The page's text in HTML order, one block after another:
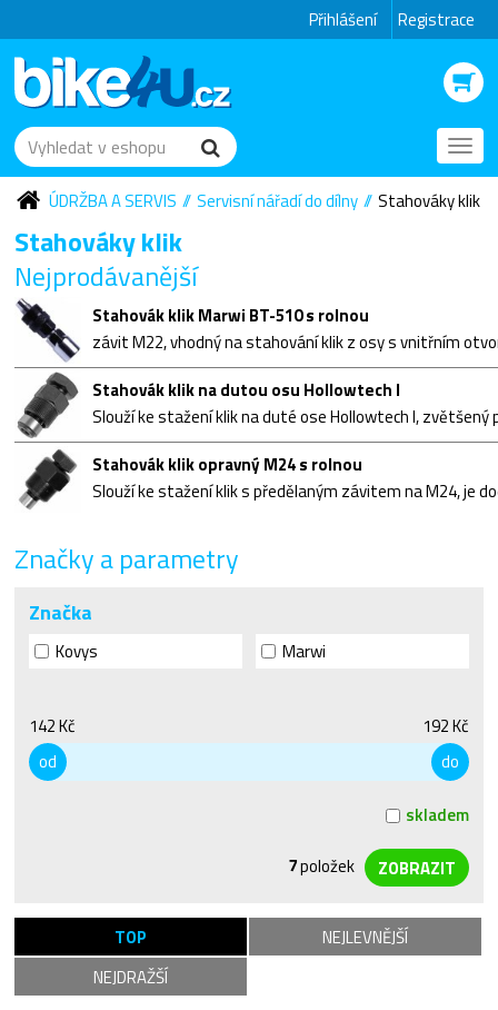
Přihlášení Registrace
ÚDRŽBA A SERVIS
Servisní nářadí do dílny Stahováky klik
Stahováky klik
Nejprodávanější
Stahovák klik Marwi BT-510 s rolnou
Stahovák klik na dutou osu Hollowtech I
Stahovák klik opravný M24 s rolnou
Značky a parametry
Značka
Kovys Marwi
142 Kč
192 Kč
od
do
skladem
7položek
TOP
NEJLEVNĚJŠÍ
NEJDRAŽŠÍ